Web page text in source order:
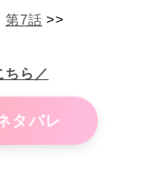
第7話 >>
ちら／
タバレ